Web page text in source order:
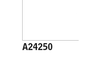
A24250